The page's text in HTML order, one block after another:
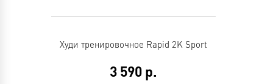
Худи тренировочное Rapid 2K Sport
3 590 р.